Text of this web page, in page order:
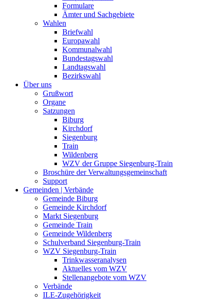
Formulare
Ämter und Sachgebiete
Wahlen
Briefwahl
Europawahl
Kommunalwahl
Bundestagswahl
Landtagswahl
Bezirkswahl
Über uns
Grußwort
Organe
Satzungen
Biburg
Kirchdorf
Siegenburg
Train
Wildenberg
WZV der Gruppe Siegenburg-Train
Broschüre der Verwaltungsgemeinschaft
Support
Gemeinden | Verbände
Gemeinde Biburg
Gemeinde Kirchdorf
Markt Siegenburg
Gemeinde Train
Gemeinde Wildenberg
Schulverband Siegenburg-Train
WZV Siegenburg-Train
Trinkwasseranalysen
Aktuelles vom WZV
Stellenangebote vom WZV
Verbände
ILE-Zugehörigkeit